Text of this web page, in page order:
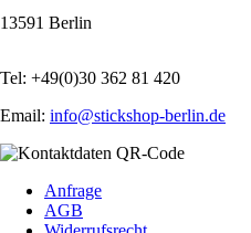
13591 Berlin
Tel: +49(0)30 362 81 420
Email: info@stickshop-berlin.de
überspringen
Anfrage
AGB